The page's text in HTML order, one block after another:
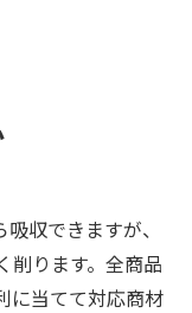
収できますが、
削ります。全商品
に当てて対応商材